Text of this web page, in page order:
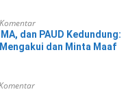
MA, dan PAUD Kedundung:
dan Minta Maaf